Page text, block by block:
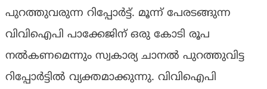
പുറത്തുവരുന്ന റിപ്പോർട്ട്. മൂന്ന് പേരടങ്ങുന്ന
വിവിഐപി പാക്കേജിന് ഒരു കോടി രൂപ
നൽകണമെന്നും സ്വകാര്യ ചാനൽ പുറത്തുവിട്ട
റിപ്പോർട്ടിൽ വ്യക്തമാക്കുന്നു. വിവിഐപി